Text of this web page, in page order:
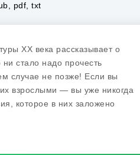
pdf, txt
XX века рассказывает о
стало надо прочесть
случае не позже! Если вы
взрослыми — вы уже никогда
которое в них заложено